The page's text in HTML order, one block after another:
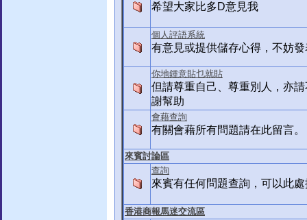
希望大家比多D意見我
個人評語系統
有意見或提供儲存心得，不妨
你地鍾意貼乜就貼
但請尊重自己、尊重別人，亦
謝幫助
會藉查詢
有關會藉所有問題請在此留言。
來賓討論區
查詢
來賓有任何問題查詢，可以此
香港商報馬迷交流區